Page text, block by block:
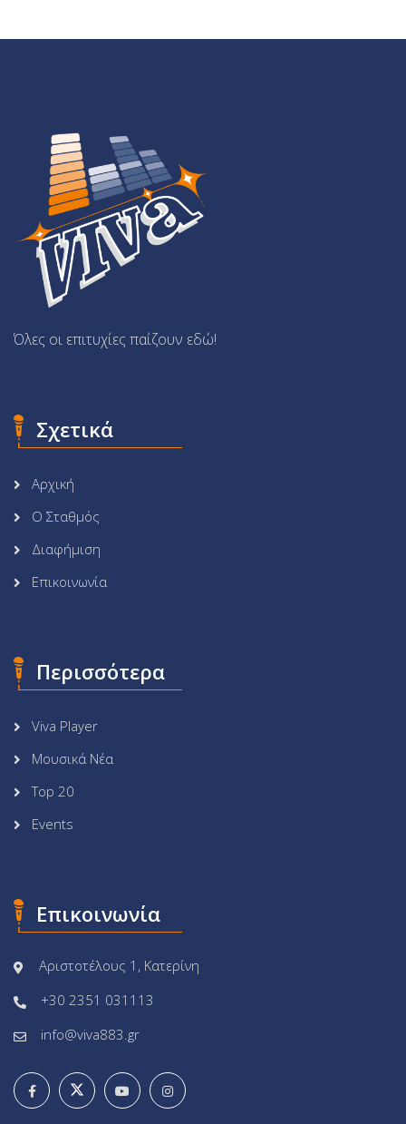
Όλες οι επιτυχίες παίζουν εδώ!
Σχετικά
Αρχική
Ο Σταθμός
Διαφήμιση
Επικοινωνία
Περισσότερα
Viva Player
Μουσικά Νέα
Top 20
Events
Επικοινωνία
Αριστοτέλους 1, Κατερίνη
+30 2351 031113
info@viva883.gr